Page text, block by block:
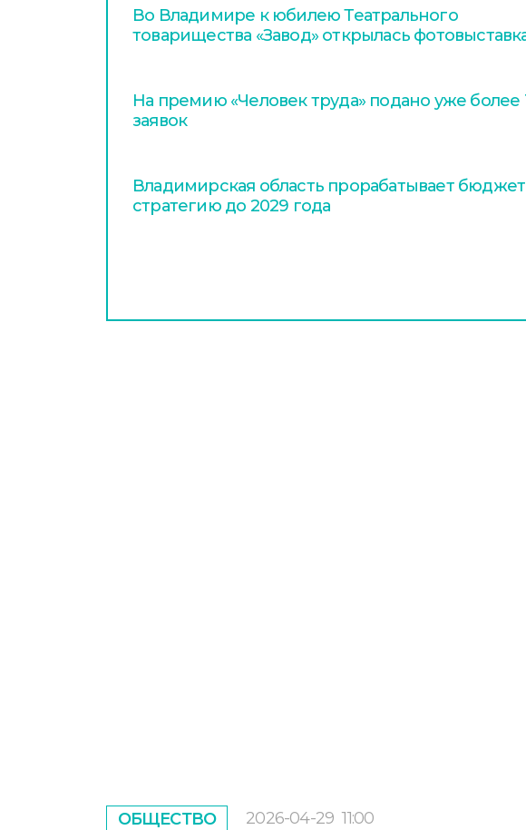
Во Владимире к юбилею Театрального
товарищества «Завод» открылась
На премию «Человек труда» подано уже более
заявок
Владимирская область прорабатывает
стратегию до 2029 года
ОБЩЕСТВО 2026-04-29 11:00